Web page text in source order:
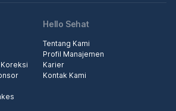
Hello Sehat
Tentang Kami
Profil Manajemen
Karier
Kontak Kami